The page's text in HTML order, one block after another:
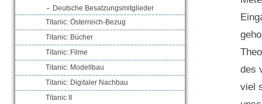
Deutsche Besatzungsmitglieder
Titanic: Österreich-Bezug
Titanic: Bücher
Titanic: Filme
Titanic: Modellbau
Titanic: Digitaler Nachbau
Titanic II
des
viel